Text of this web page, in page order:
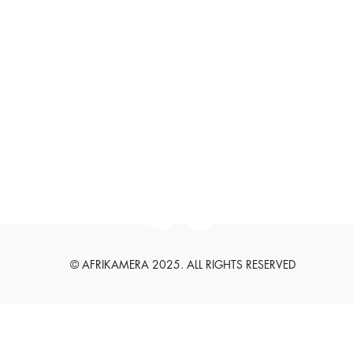
© AFRIKAMERA 2025. ALL RIGHTS RESERVED